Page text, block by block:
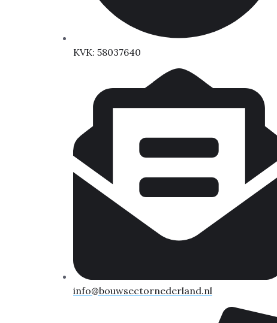
KVK: 58037640
info@bouwsectornederland.nl